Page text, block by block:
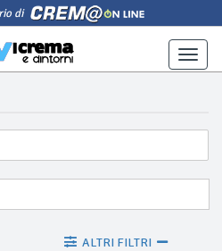
di
Toggle
ALTRI FILTRI